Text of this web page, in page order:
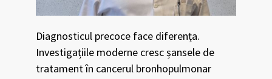
Diagnosticul precoce face diferența.
Investigațiile moderne cresc șansele de
tratament în cancerul bronhopulmonar